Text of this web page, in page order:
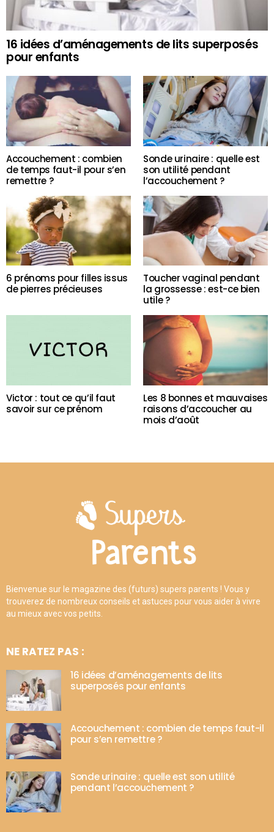
16 idées d’aménagements de lits superposés
pour enfants
Accouchement : combien
de temps faut-il pour s’en
remettre ?
Sonde urinaire : quelle est
son utilité pendant
l’accouchement ?
6 prénoms pour filles issus
de pierres précieuses
Toucher vaginal pendant
la grossesse : est-ce bien
utile ?
Victor : tout ce qu’il faut
savoir sur ce prénom
Les 8 bonnes et mauvaises
raisons d’accoucher au
mois d’août
Bienvenue sur le magazine des (futurs) supers parents ! Vous y
trouverez de nombreux conseils et astuces pour vous aider à vivre
au mieux avec vos petits.
NE RATEZ PAS :
16 idées d’aménagements de lits
superposés pour enfants
Accouchement : combien de temps faut-il
pour s’en remettre ?
Sonde urinaire : quelle est son utilité
pendant l’accouchement ?